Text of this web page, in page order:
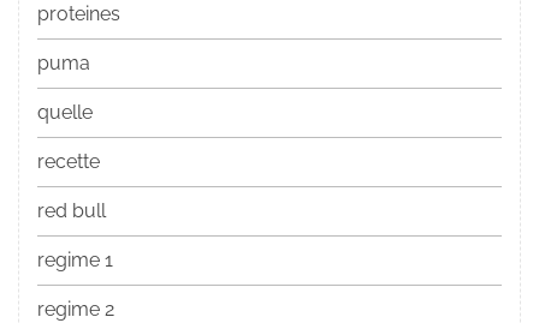
proteines
puma
quelle
recette
red bull
regime 1
regime 2